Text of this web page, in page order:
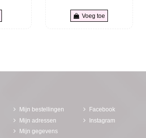
Voeg toe
Mijn bestellingen
Mijn adressen
Mijn gegevens
Facebook
Instagram